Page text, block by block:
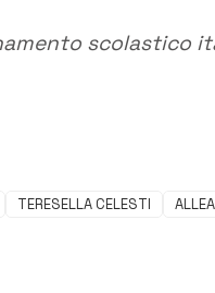
scolastico
TERESELLA CELESTI